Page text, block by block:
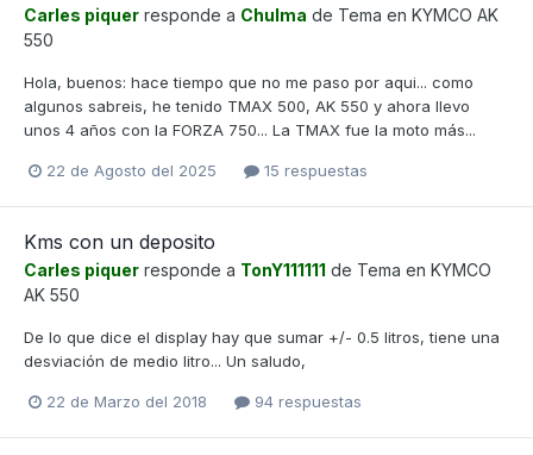
Carles piquer responde a Chulma de Tema en KYMCO AK
550
Hola, buenos: hace tiempo que no me paso por aqui... como
algunos sabreis, he tenido TMAX 500, AK 550 y ahora llevo
unos 4 años con la FORZA 750... La TMAX fue la moto más...
22 de Agosto del 2025 15 respuestas
Kms con un deposito
Carles piquer responde a TonY111111 de Tema en KYMCO
AK 550
De lo que dice el display hay que sumar +/- 0.5 litros, tiene una
desviación de medio litro... Un saludo,
22 de Marzo del 2018 94 respuestas